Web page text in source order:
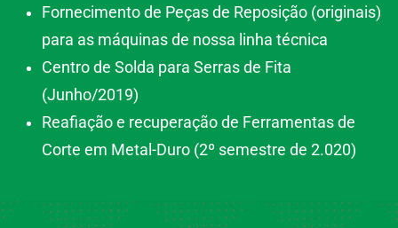
Fornecimento de Peças de Reposição (originais)
para as máquinas de nossa linha técnica
Centro de Solda para Serras de Fita
(Junho/2019)
Reafiação e recuperação de Ferramentas de
Corte em Metal-Duro (2º semestre de 2.020)